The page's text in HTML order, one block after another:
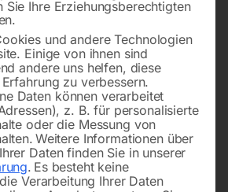
Sie Ihre Erziehungsberechtigten
und andere Technologien
Einige von ihnen sind
andere uns helfen, diese
zu verbessern.
Daten können verarbeitet
z. B. für personalisierte
oder die Messung von
Weitere Informationen über
Daten finden Sie in unserer
. Es besteht keine
Verarbeitung Ihrer Daten